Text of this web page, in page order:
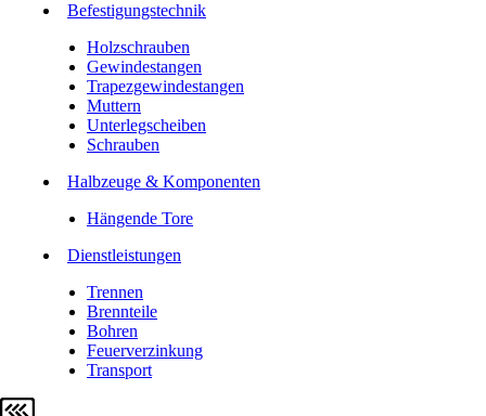
Befesti­gungstechnik
Holzschrauben
Gewindestangen
Trapezgewindestangen
Muttern
Unterlegscheiben
Schrauben
Halbzeuge & Komponenten
Hängende Tore
Dienstleistungen
Trennen
Brennteile
Bohren
Feuerverzinkung
Transport